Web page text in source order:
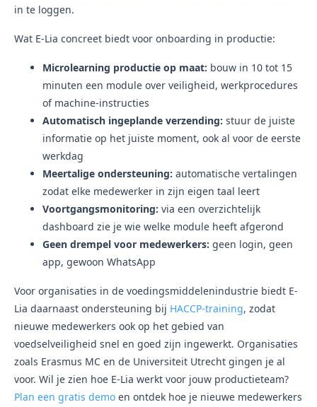
in te loggen.
Wat E-Lia concreet biedt voor onboarding in productie:
Microlearning productie op maat: bouw in 10 tot 15
minuten een module over veiligheid, werkprocedures
of machine-instructies
Automatisch ingeplande verzending: stuur de juiste
informatie op het juiste moment, ook al voor de eerste
werkdag
Meertalige ondersteuning: automatische vertalingen
zodat elke medewerker in zijn eigen taal leert
Voortgangsmonitoring: via een overzichtelijk
dashboard zie je wie welke module heeft afgerond
Geen drempel voor medewerkers: geen login, geen
app, gewoon WhatsApp
Voor organisaties in de voedingsmiddelenindustrie biedt E-
Lia daarnaast ondersteuning bij HACCP-training, zodat
nieuwe medewerkers ook op het gebied van
voedselveiligheid snel en goed zijn ingewerkt. Organisaties
zoals Erasmus MC en de Universiteit Utrecht gingen je al
voor. Wil je zien hoe E-Lia werkt voor jouw productieteam?
Plan een gratis demo en ontdek hoe je nieuwe medewerkers